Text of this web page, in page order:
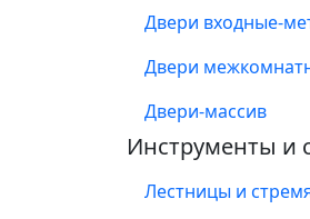
Двери входные-
Двери
Двери-массив
Инструменты и
Лестницы и